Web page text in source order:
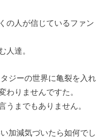
の人が信じているファン
人達。
ジーの世界に亀裂を入れ
わりませんですた。
うまでもありません。
加減気づいたら如何でし